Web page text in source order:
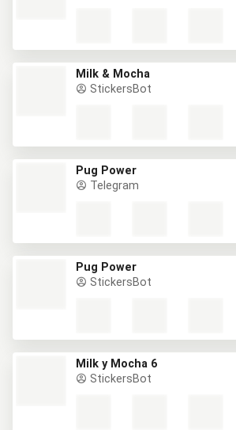
Milk & Mocha
StickersBot
Pug Power
Telegram
Pug Power
StickersBot
Milk y Mocha 6
StickersBot